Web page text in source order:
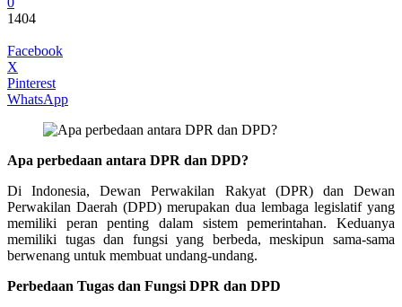
1404
Facebook
X
Pinterest
WhatsApp
Apa perbedaan antara DPR dan DPD?
Di Indonesia, Dewan Perwakilan Rakyat (DPR) dan Dewan
Perwakilan Daerah (DPD) merupakan dua lembaga legislatif yang
memiliki peran penting dalam sistem pemerintahan. Keduanya
memiliki tugas dan fungsi yang berbeda, meskipun sama-sama
berwenang untuk membuat undang-undang.
Perbedaan Tugas dan Fungsi DPR dan DPD